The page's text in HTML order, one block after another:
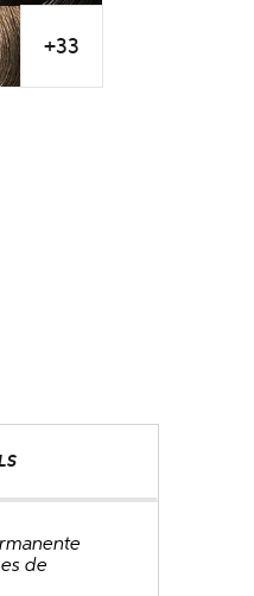
+33
de